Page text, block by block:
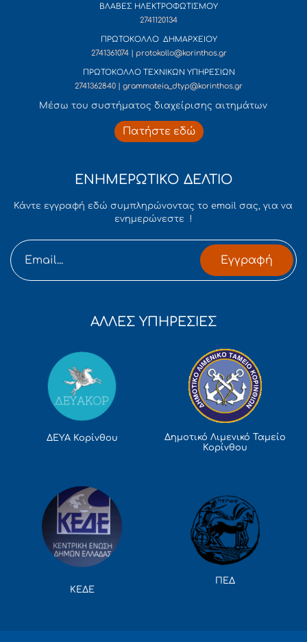
ΒΛΑΒΕΣ ΗΛΕΚΤΡΟΦΩΤΙΣΜΟΥ
2741120134
ΠΡΩΤΟΚΟΛΛΟ ΔΗΜΑΡΧΕΙΟΥ
2741361074 | protokollo@korinthos.gr
ΠΡΩΤΟΚΟΛΛΟ ΤΕΧΝΙΚΩΝ ΥΠΗΡΕΣΙΩΝ
2741362840 | grammateia_dtyp@korinthos.gr
Mέσω του συστήματος διαχείρισης αιτημάτων
Πατήστε εδώ
ΕΝΗΜΕΡΩΤΙΚΟ ΔΕΛΤΙΟ
Κάντε εγγραφή εδώ συμπληρώνοντας το email σας, για να
ενημερώνεστε !
Εγγραφή
ΑΛΛΕΣ ΥΠΗΡΕΣΙΕΣ
ΔΕΥΑ Κορίνθου
Δημοτικό Λιμενικό Ταμείο
Κορίνθου
ΚΕΔΕ
ΠΕΔ